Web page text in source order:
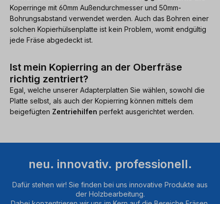
Koperringe mit 60mm Außendurchmesser und 50mm-
Bohrungsabstand verwendet werden. Auch das Bohren einer
solchen Kopierhülsenplatte ist kein Problem, womit endgültig
jede Fräse abgedeckt ist.
Ist mein Kopierring an der Oberfräse
richtig zentriert?
Egal, welche unserer Adapterplatten Sie wählen, sowohl die
Platte selbst, als auch der Kopierring können mittels dem
beigefügten Zentriehilfen perfekt ausgerichtet werden.
neu. innovativ. professionell.
Dafür stehen wir! Sie finden bei uns innovative Produkte aus
der Holzbearbeitung.